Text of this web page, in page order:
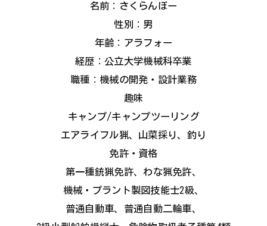
名前：さくらんぼー
性別：男
年齢：アラフォー
経歴：公立大学機械科卒業
職種：機械の開発・設計業務
趣味
キャンプ/キャンプツーリング
エアライフル猟、山菜採り、釣り
免許・資格
第一種銃猟免許、わな猟免許、
機械・プラント製図技能士2級、
普通自動車、普通自動二輪車、